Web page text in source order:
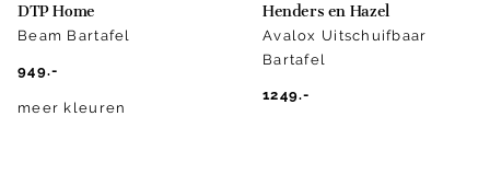
DTP Home
Beam Bartafel
949.-
meer kleuren
Henders en Hazel
Avalox Uitschuifbaar
Bartafel
1249.-